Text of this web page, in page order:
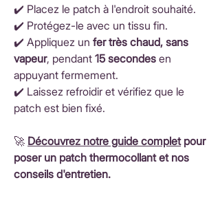
✔️ Placez le patch à l'endroit souhaité.
✔️ Protégez-le avec un tissu fin.
✔️ Appliquez un fer très chaud, sans
vapeur, pendant 15 secondes en
appuyant fermement.
✔️ Laissez refroidir et vérifiez que le
patch est bien fixé.
🚀 Découvrez notre guide completpour
poser un patch thermocollant et nos
conseils d'entretien.